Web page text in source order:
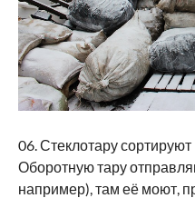
06. Стеклотару
Оборотную тару
например), там её моют,